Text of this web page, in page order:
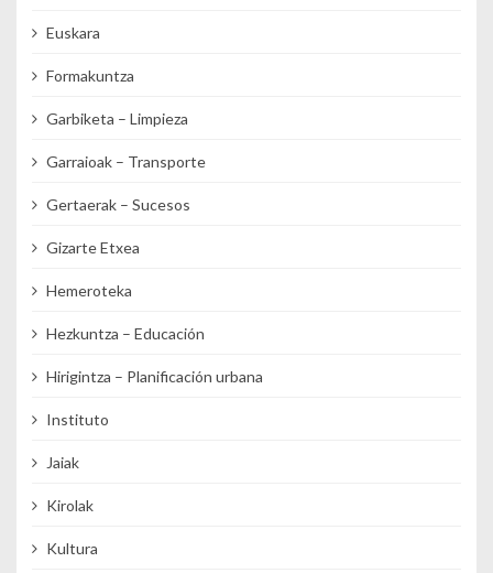
Euskara
Formakuntza
Garbiketa – Limpieza
Garraioak – Transporte
Gertaerak – Sucesos
Gizarte Etxea
Hemeroteka
Hezkuntza – Educación
Hirigintza – Planificación urbana
Instituto
Jaiak
Kirolak
Kultura